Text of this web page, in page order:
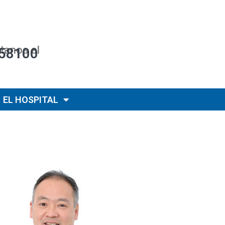
al
EL HOSPITAL